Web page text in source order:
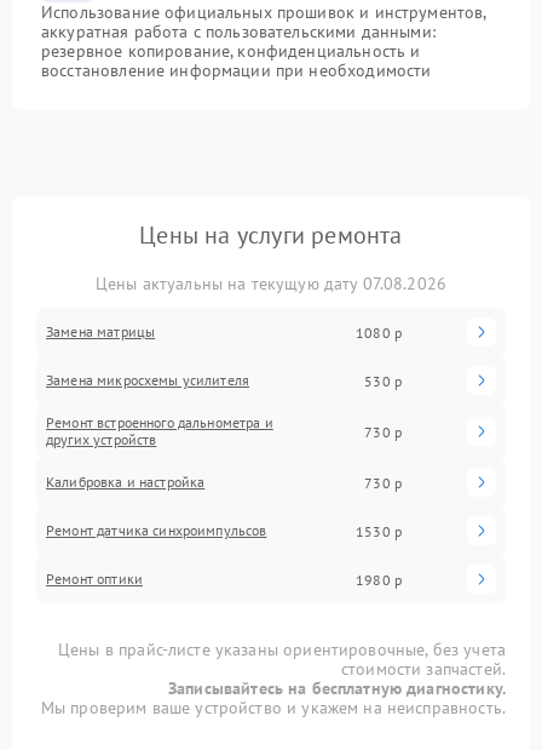
Использование официальных прошивок и инструментов,
аккуратная работа с пользовательскими данными:
резервное копирование, конфиденциальность и
восстановление информации при необходимости
Цены на услуги ремонта
Цены актуальны на текущую дату 07.08.2026
Замена матрицы 1080 р
Замена микросхемы усилителя 530 р
Ремонт встроенного дальнометра и
других устройств
730 р
Калибровка и настройка 730 р
Ремонт датчика синхроимпульсов 1530 р
Ремонт оптики 1980 р
Цены в прайс-листе указаны ориентировочные, без учета
стоимости запчастей.
Записывайтесь на бесплатную диагностику.
Мы проверим ваше устройство и укажем на неисправность.